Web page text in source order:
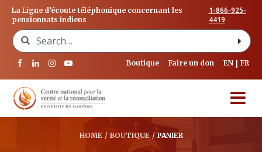
La Ligne d’écoute téléphonique concernant les
pensionnats indiens
1-866-925-
4419
Search for:
Boutique Faire un don EN FR
HOME / BOUTIQUE / PANIER